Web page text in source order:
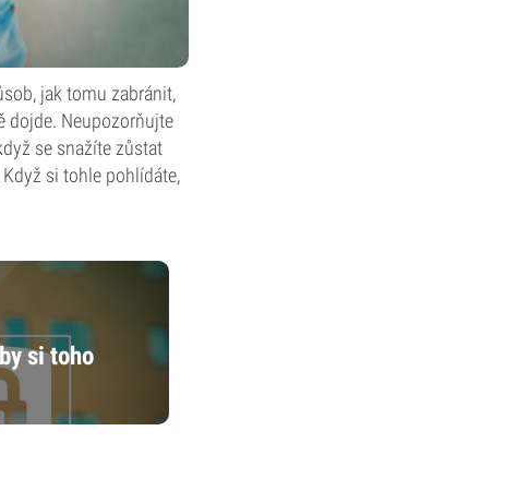
jak tomu zabránit,
dojde. Neupozorňujte
se snažíte zůstat
si tohle pohlídáte,
si toho